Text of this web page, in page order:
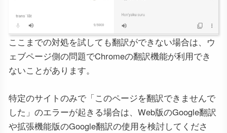
ここまでの対処を試しても翻訳ができない場合は、ウ
ェブページ側の問題でChromeの翻訳機能が利用でき
ないことがあります。
特定のサイトのみで「このページを翻訳できませんで
した」のエラーが起きる場合は、Web版のGoogle翻訳
や拡張機能版のGoogle翻訳の使用を検討してくださ